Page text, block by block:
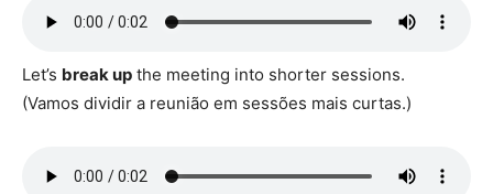
Let’s break up the meeting into shorter sessions.
(Vamos dividir a reunião em sessões mais curtas.)